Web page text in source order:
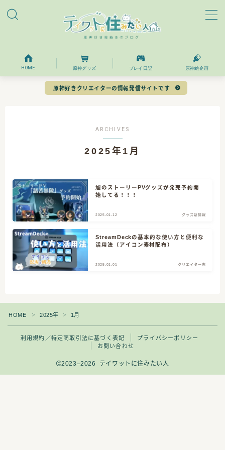
ホーム
プロフィール
CATEGORY
クリエイター志 3
原神全キャラ描くぞ 12
HOME 原神グッズ プレイ日記 原神絵企画
原神好きクリエイターの情報発信サイトです
ARCHIVES
2025年1月
魈のストーリーPVグッズが発売予約開
始してる！！！
2025.01.12 グッズ新情報
StreamDeckの基本的な使い方と便利な
活用法（アイコン素材配布）
2025.01.01 クリエイター志
HOME ＞ 2025年 ＞ 1月
利用規約／特定商取引法に基づく表記
プライバシーポリシー
お問い合わせ
2023–2026 テイワットに住みたい人